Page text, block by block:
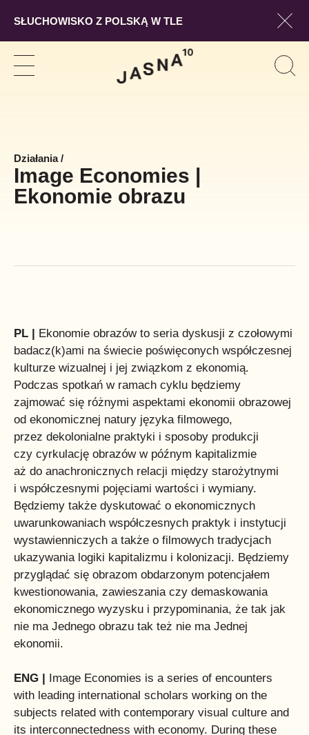
Działania/
Image Economies |
Ekonomie obrazu
PL | Ekonomie obrazów to seria dyskusji z czołowymi
badacz(k)ami na świecie poświęconych współczesnej
kulturze wizualnej i jej związkom z ekonomią.
Podczas spotkań w ramach cyklu będziemy
zajmować się różnymi aspektami ekonomii obrazowej
od ekonomicznej natury języka filmowego,
przez dekolonialne praktyki i sposoby produkcji
czy cyrkulację obrazów w późnym kapitalizmie
aż do anachronicznych relacji między starożytnymi
i współczesnymi pojęciami wartości i wymiany.
Będziemy także dyskutować o ekonomicznych
uwarunkowaniach współczesnych praktyk i instytucji
wystawienniczych a także o filmowych tradycjach
ukazywania logiki kapitalizmu i kolonizacji. Będziemy
przyglądać się obrazom obdarzonym potencjałem
kwestionowania, zawieszania czy demaskowania
ekonomicznego wyzysku i przypominania, że tak jak
nie ma Jednego obrazu tak też nie ma Jednej
ekonomii.
ENG | Image Economies is a series of encounters
with leading international scholars working on the
subjects related with contemporary visual culture and
its interconnectedness with economy. During these
Pokaż
SŁUCHOWISKO Z POLSKĄ W TLE